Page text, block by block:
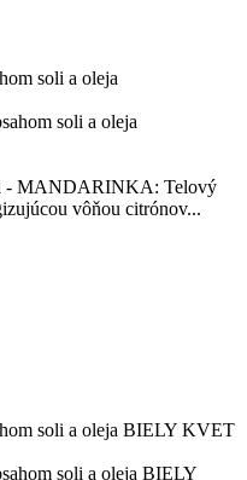
soli a oleja
- MANDARINKA: Telový
vôňou citrónov...
soli a oleja BIELY KVET